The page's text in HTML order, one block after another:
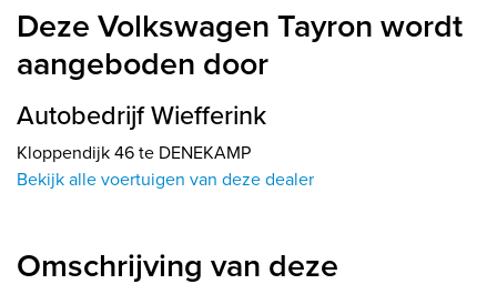
Deze Volkswagen Tayron wordt
aangeboden door
Autobedrijf Wiefferink
Kloppendijk 46 te DENEKAMP
Bekijk alle voertuigen van deze dealer
Omschrijving van deze